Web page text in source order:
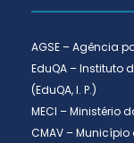
AGSE – Agência
EduQA – Instituto
(EduQA, I. P.)
MECI – Ministério
CMAV –